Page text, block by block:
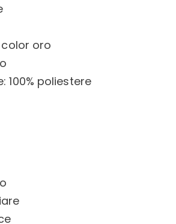
oro
100% poliestere